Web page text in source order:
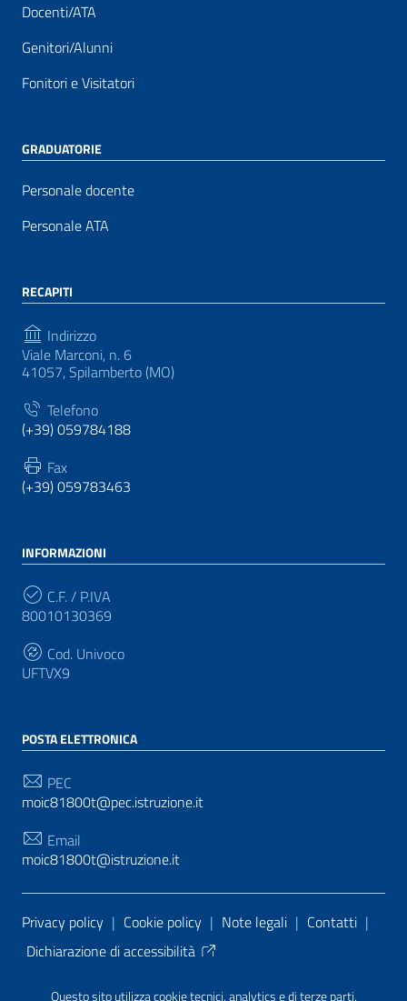
Questo sito utilizza cookie tecnici, analytics e di terze parti.
Docenti/ATA
Genitori/Alunni
Fonitori e Visitatori
GRADUATORIE
Personale docente
Personale ATA
RECAPITI
Indirizzo
Viale Marconi, n. 6
41057, Spilamberto (MO)
Telefono
(+39) 059784188
Fax
(+39) 059783463
INFORMAZIONI
C.F. / P.IVA
80010130369
Cod. Univoco
UFTVX9
POSTA ELETTRONICA
PEC
moic81800t@pec.istruzione.it
Email
moic81800t@istruzione.it
Sezione Link Utili
Privacy policy | Cookie policy | Note legali | Contatti |
Dichiarazione di accessibilità